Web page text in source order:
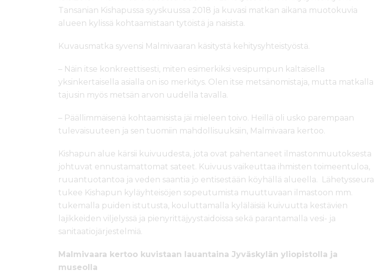
Tansanian Kishapussa syyskuussa 2018 ja kuvasi matkan aikana muotokuvia
alueen kylissä kohtaamistaan tytöistä ja naisista.
Kuvausmatka syvensi Malmivaaran käsitystä kehitysyhteistyöstä.
– Näin itse konkreettisesti, miten esimerkiksi vesipumpun kaltaisella
yksinkertaisella asialla on iso merkitys. Olen itse metsänomistaja, mutta matkalla
tajusin myös metsän arvon uudella tavalla.
– Päällimmäisenä kohtaamisista jäi mieleen toivo. Heillä oli usko parempaan
tulevaisuuteen ja sen tuomiin mahdollisuuksiin, Malmivaara kertoo.
Kishapun alue kärsii kuivuudesta, jota ovat pahentaneet ilmastonmuutoksesta
johtuvat ennustamattomat sateet. Kuivuus vaikeuttaa ihmisten toimeentuloa,
ruuantuotantoa ja veden saantia jo entisestään köyhällä alueella. Lähetysseura
tukee Kishapun kyläyhteisöjen sopeutumista muuttuvaan ilmastoon mm.
tukemalla puiden istutusta, kouluttamalla kyläläisiä kuivuutta kestävien
lajikkeiden viljelyssä ja pienyrittäjyystaidoissa sekä parantamalla vesi- ja
sanitaatiojärjestelmiä.
Malmivaara kertoo kuvistaan lauantaina Jyväskylän yliopistolla ja
museolla